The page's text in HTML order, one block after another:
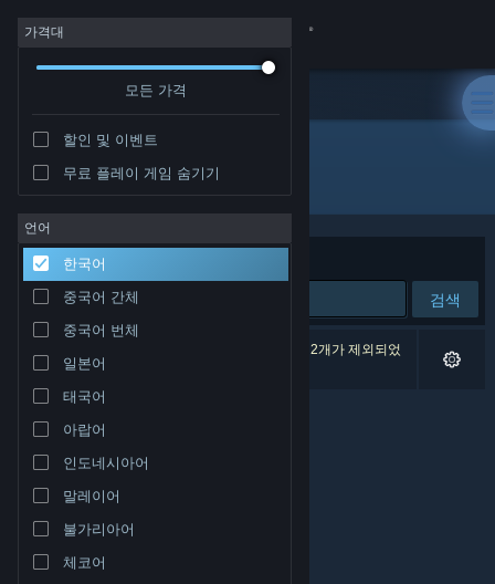
로그인
커뮤니티
정보
지원
언어 변경
Steam 모바일 앱 다운로드
PC 웹사이트 보기
가격대
모든 가격
할인 및 이벤트
무료 플레이 게임 숨기기
언어
한국어
중국어 간체
중국어 번체
일본어
태국어
아랍어
인도네시아어
말레이어
불가리아어
체코어
개발자: aarthificial
정렬 기준 연관성
검색
검색 결과가 0개 있습니다. 환경 설정에 따라 게임 2개가 제외되었
습니다.